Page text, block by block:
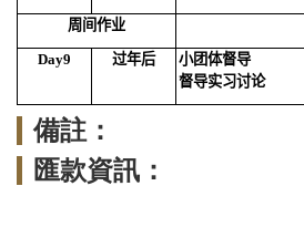
周间作业
Day9 过年后
小团体督导
督导实习讨论
備註：
匯款資訊：